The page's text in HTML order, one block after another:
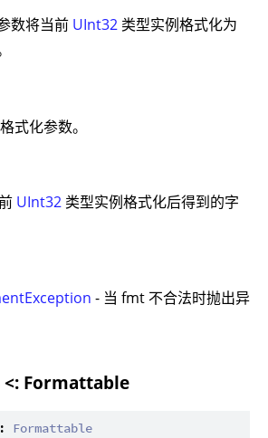
数将当前 UInt32 类型实例格式化为
式化参数。
UInt32 类型实例格式化后得到的字
- 当 fmt 不合法时抛出异
Formattable
Formattable